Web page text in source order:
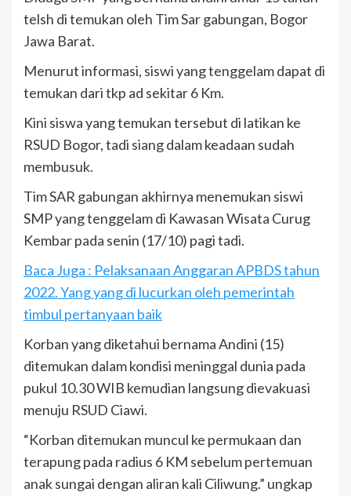
telsh di temukan oleh Tim Sar gabungan, Bogor
Jawa Barat.
Menurut informasi, siswi yang tenggelam dapat di
temukan dari tkp ad sekitar 6 Km.
Kini siswa yang temukan tersebut di latikan ke
RSUD Bogor, tadi siang dalam keadaan sudah
membusuk.
Tim SAR gabungan akhirnya menemukan siswi
SMP yang tenggelam di Kawasan Wisata Curug
Kembar pada senin (17/10) pagi tadi.
Baca Juga : Pelaksanaan Anggaran APBDS tahun
2022. Yang yang di lucurkan oleh pemerintah
timbul pertanyaan baik
Korban yang diketahui bernama Andini (15)
ditemukan dalam kondisi meninggal dunia pada
pukul 10.30 WIB kemudian langsung dievakuasi
menuju RSUD Ciawi.
“Korban ditemukan muncul ke permukaan dan
terapung pada radius 6 KM sebelum pertemuan
anak sungai dengan aliran kali Ciliwung.” ungkap